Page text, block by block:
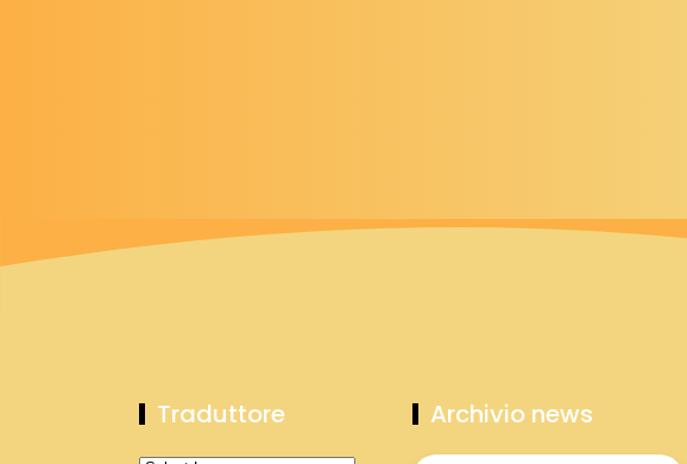
Traduttore Archivio news